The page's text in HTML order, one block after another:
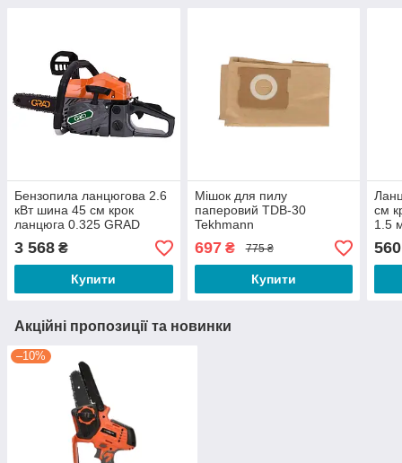
Бензопила ланцюгова 2.6
кВт шина 45 см крок
ланцюга 0.325 GRAD
(5605935)
3 568 ₴
Купити
Мішок для пилу
паперовий TDB-30
Tekhmann
697₴ 775 ₴
Купити
см
1.5
560
Акційні пропозиції та новинки
–10%